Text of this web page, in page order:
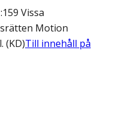
Vissa
Motion
(KD)Till innehåll på